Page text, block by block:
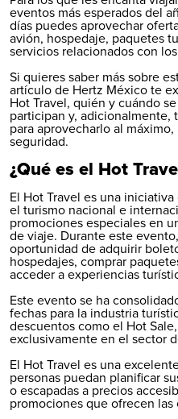
eventos más esperados del
días puedes aprovechar
avión, hospedaje, paquetes
servicios relacionados con
Si quieres saber más sobre
artículo de Hertz México te
Hot Travel , quién y cuándo
participan y, adicionalmente,
para aprovecharlo al
seguridad.
¿Qué es el Hot
El Hot Travel es una
el turismo nacional e
promociones especiales en
de viaje. Durante este
oportunidad de adquirir
hospedajes, comprar
acceder a experiencias
Este evento se ha
fechas para la industria
descuentos como el Hot
exclusivamente en el sector
El Hot Travel es una
personas puedan planificar
o escapadas a precios
promociones que ofrecen las